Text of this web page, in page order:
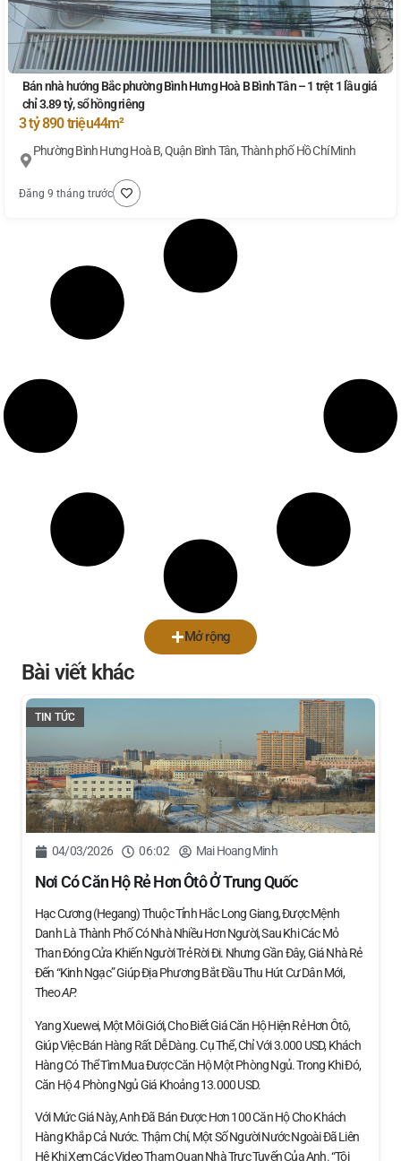
Bán nhà hướng Bắc phường Bình Hưng Hoà B Bình Tân – 1 trệt 1 lầu giá
chỉ 3.89 tỷ, sổ hồng riêng
3 tỷ 890 triệu44m²
Phường Bình Hưng Hoà B, Quận Bình Tân, Thành phố Hồ Chí Minh
Đăng 9 tháng trước
Mở rộng
Bài viết khác
TIN TỨC
04/03/2026 06:02 Mai Hoang Minh
Nơi Có Căn Hộ Rẻ Hơn Ôtô Ở Trung Quốc
Hạc Cương (Hegang) Thuộc Tỉnh Hắc Long Giang, Được Mệnh
Danh Là Thành Phố Có Nhà Nhiều Hơn Người, Sau Khi Các Mỏ
Than Đóng Cửa Khiến Người Trẻ Rời Đi. Nhưng Gần Đây, Giá Nhà Rẻ
Đến “kinh Ngạc” Giúp Địa Phương Bắt Đầu Thu Hút Cư Dân Mới,
TheoAP.
Yang Xuewei, Một Môi Giới, Cho Biết Giá Căn Hộ Hiện Rẻ Hơn Ôtô,
Giúp Việc Bán Hàng Rất Dễ Dàng. Cụ Thể, Chỉ Với 3.000 USD, Khách
Hàng Có Thể Tìm Mua Được Căn Hộ Một Phòng Ngủ. Trong Khi Đó,
Căn Hộ 4 Phòng Ngủ Giá Khoảng 13.000 USD.
Với Mức Giá Này, Anh Đã Bán Được Hơn 100 Căn Hộ Cho Khách
Hàng Khắp Cả Nước. Thậm Chí, Một Số Người Nước Ngoài Đã Liên
Hệ Khi Xem Các Video Tham Quan Nhà Trực Tuyến Của Anh. “Tôi